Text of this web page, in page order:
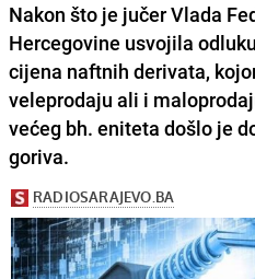
Nakon što je jučerVlada
Hercegovine usvojila
cijena naftnih derivata,
veleprodaju ali i
većeg bh. eniteta došlo je
goriva.